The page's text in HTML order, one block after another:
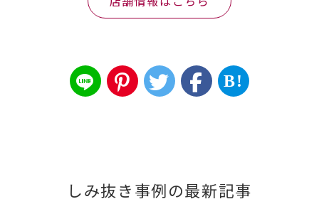
B!
しみ抜き事例の最新記事